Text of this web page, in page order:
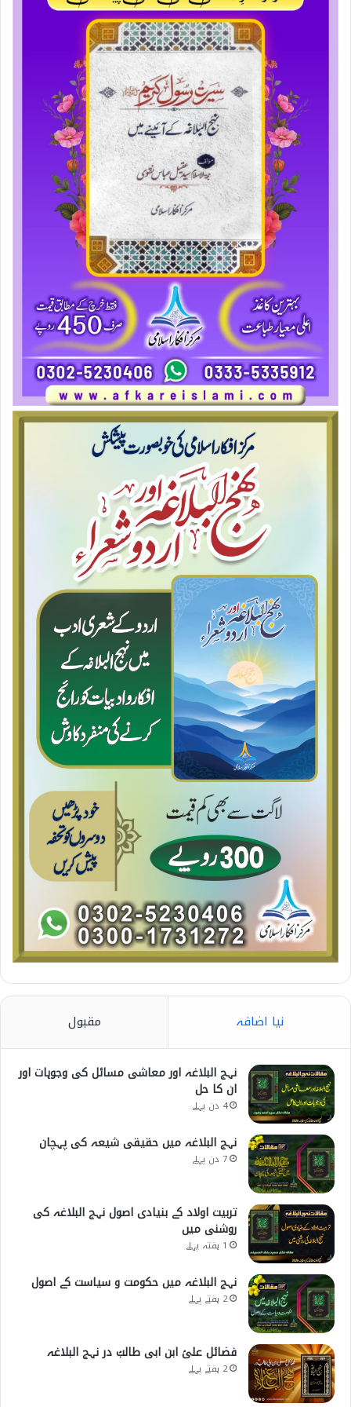
نیا اضافہ مقبول
نہج البلاغہ اور معاشی مسائل کی وجوہات اور
ان کا حل
4 دن پہلے
نہج البلاغہ میں حقیقی شیعہ کی پہچان
7 دن پہلے
تربیت اولاد کے بنیادی اصول نہج البلاغہ کی
روشنی میں
1 ہفتہ پہلے
نہج البلاغہ میں حکومت و سیاست کے اصول
2 ہفتے پہلے
فضائل علیؑ ابن ابی طالبؑ در نہج البلاغہ
2 ہفتے پہلے